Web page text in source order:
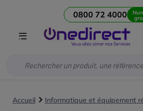
0800 72 4000
Accueil Informatique et équipement